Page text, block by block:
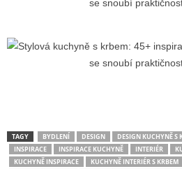
TAGY BYDLENÍ DESIGN DESIGN KUCHYNĚ S
INSPIRACE
INSPIRACE KUCHYNĚ INTERIÉR
KUCHYNĚ INSPIRACE
KUCHYNĚ INTERIÉR S KRBEM